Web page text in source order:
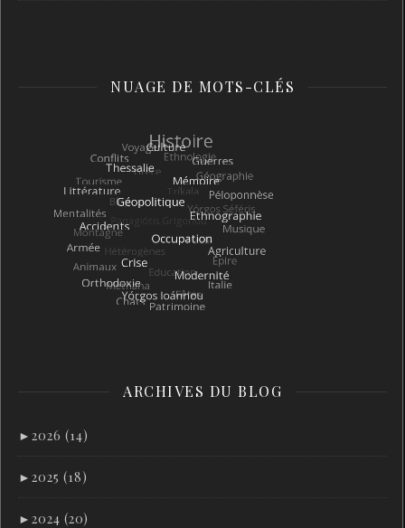
NUAGE DE MOTS-CLÉS
ARCHIVES DU BLOG
► 2026 (14)
► 2025 (18)
► 2024 (20)